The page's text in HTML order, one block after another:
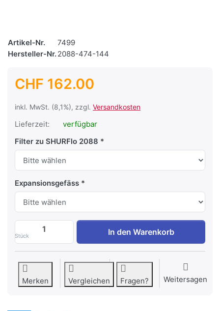
Artikel-Nr.
7499
Hersteller-Nr.2088-474-144
CHF 162.00
inkl. MwSt. (8,1%), zzgl. Versandkosten
Lieferzeit:
verfügbar
Filter zu SHURFlo 2088
Expansionsgefäss
Stück
Druckpumpe Shurflo 2088/24 Volt, 3.1
In den Warenkorb
Merken Vergleichen Fragen? Weitersagen